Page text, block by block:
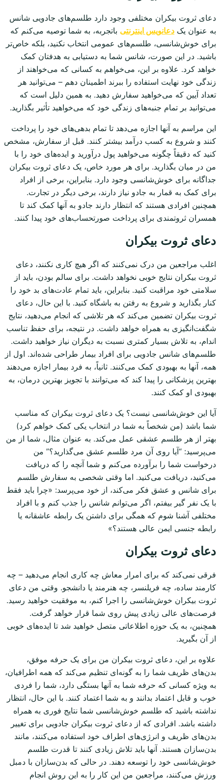
دعای ثروت بیکران مختلفی وجود دارد طلسم‌های جادویی شانس
به عنوان یک دعانویس اینترنتی باتجربه، به شما توصیه می‌کنم که
برای خوش‌شانسی، طلسم‌های عمومی انتخاب نکنید، بلکه خاص‌تر
باشید. در این صورت، شانس شما به دستیابی به هدفتان کمک
خواهد کرد. علاوه بر این، می‌خواهم به کسانی که می‌خواهند از
زندگی خود نهایت استفاده را ببرند اطمینان دهم – می‌توانید هر
تعداد آیین که می‌خواهید سفارش دهید. به همین دلیل است که
می‌توانید بر تمام جنبه‌های زندگی خود که می‌خواهید تأثیر بگذارید.
این مراسم به آنها اجازه می‌دهد تا تمام بدهی‌های خود را پرداخت
کنند و شروع به کسب درآمد بیشتر کنند. قبل از سفارش، مشخص
کنید که دقیقاً چگونه می‌خواهید پول درآورید و ایده‌های خود را با
من در میان بگذارید. برای هر مورد خاص، یک دعای ثروت بیکران
جداگانه برای خوش‌شانسی وجود دارد. بنابراین، برخی از افراد
برای کمک به قمار به جادو نیاز دارند، برخی دیگر در تجارت.
همچنین افرادی هستند که انتظار دارند جادو به آنها کمک کند تا
همسران ثروتمندی برای پرداخت صورتحساب‌های خود پیدا کنند.
دعای ثروت بیکران
اغلب مراجعین من درک نمی‌کنند که اگر هیچ کاری نکنند، دعای
ثروت بیکران نتایج خوبی نخواهد داشت. برای سالم بودن، باید از
سلامتی خود مراقبت کنید. بنابراین، باید تمام عادت‌های بد خود را
کنار بگذارید و شروع به رفتن به باشگاه کنید. با این حال، دعای
ثروت بیکران تضمین می‌کند که هر تلاشی که انجام می‌دهید، نتایج
شگفت‌انگیزی به همراه خواهد داشت. در نتیجه، برای حفظ تناسب
اندام، به تلاش بسیار کمتری نسبت به دیگران نیاز خواهید داشت.
طلسم‌های شانس جادویی برای افراد بیمار طراحی شده‌اند. اول از
همه، آنها به بهبودی کمک می‌کنند. ثانیاً، به فرد بیمار اجازه می‌دهند
بهترین پزشکانی را پیدا کند که می‌توانند با تجویز بهترین درمان، به
بهبودی او کمک کنند.
آیا این خوش‌شانسی نیست؟ یک دعای ثروت بیکران که مناسب
شما باشد (من شخصاً به شما در انتخاب یکی کمک خواهم کرد)
بهتر از هر طلسم عشقی عمل می‌کند. به عنوان مثال، شما از من
می‌پرسید: “آیا روی آن مرد طلسم عشق می‌گذارید؟” من
درخواست شما را برآورده می‌کنم و شما آنچه را که دریافت
می‌کنید، دریافت می‌کنید. اما وقتی شخصی به سفارش طلسم
برای شانس و عشق فکر می‌کند، از خود می‌پرسد: «چرا باید فقط
با یک نفر گیر بیفتم، اگر می‌توانم شانس را جذب کنم و با افراد
مختلفی آشنا شوم که همگی برای داشتن یک رابطه عاشقانه یا
رابطه جنسی ایمن عالی هستند؟»
دعای ثروت بیکران
فرقی نمی‌کند که برای امرار معاش چه کاری انجام می‌دهید – چه
کارمند ساده، چه فریلنسر، چه هنرمند یا دانشجو. وقتی من دعای
ثروت بیکران خوش‌شانسی را اجرا کنم، به موفقیت خواهید رسید.
فرصت‌های عالی زیادی پیش روی شما قرار خواهد گرفت.
همچنین، به یک حوزه اطلاعاتی متصل خواهید شد تا ایده‌های خوبی
از آن بگیرید.
علاوه بر این، دعای ثروت بیکران من برای یک حرفه موفق،
بدن‌های ظریف شما را به گونه‌ای تنظیم می‌کند که همه اطرافیان،
به ویژه کسانی که حرفه شما به آنها بستگی دارد، شما را فردی
خوب و قابل اعتماد بدانند و به شما اعتماد کنند. با این حال، انتظار
نداشته باشید که طلسم خوش‌شانسی شما نتایج فوری به همراه
داشته باشد. افرادی که از دعای ثروت بیکران جادویی برای تغییر
بدن‌های ظریف و انرژی‌های اطراف خود استفاده می‌کنند، مانند
بدن‌سازان هستند. آنها باید تلاش زیادی کنند تا قدرت طلسم
خوش‌شانسی خود را توسعه دهند. در حالی که بدن‌سازان با دمبل
ورزش می‌کنند، مراجعین من این کار را به این روش انجام